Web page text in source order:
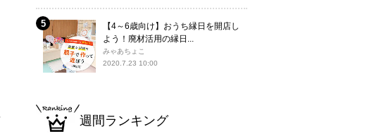
【4～6歳向け】おうち縁日を開店し
よう！廃材活用の縁日...
みゃあちょこ
2020.7.23 10:00
週間ランキング